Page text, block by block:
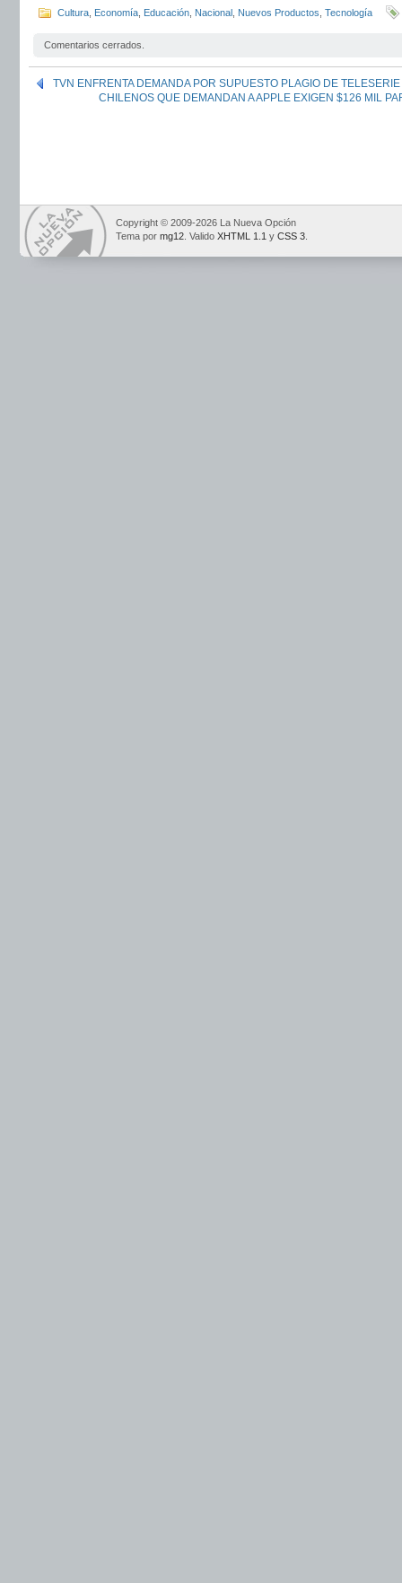
Cultura Economía Educación Nacional Nuevos Productos Tecnología
Comentarios cerrados.
TVN ENFRENTA DEMANDA POR SUPUESTO PLAGIO DE TELESERIE
CHILENOS QUE DEMANDAN A APPLE EXIGEN $126 MIL
Copyright © 2009-2026 La Nueva Opción
Tema por mg12 . Valido XHTML 1.1 y CSS 3